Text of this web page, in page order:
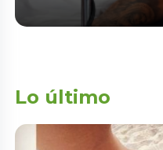
Lo último